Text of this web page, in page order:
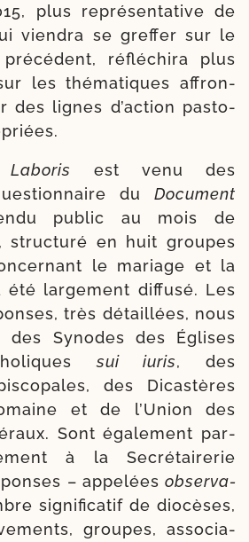
plus repré­sen­ta­tive de
vien­dra se gref­fer sur le
réflé­chi­ra plus
les thé­ma­tiques affron­
des lignes d’action pas­to­
est venu des
du Document
public au mois de
struc­tu­ré en huit groupes
le mariage et la
lar­ge­ment dif­fu­sé. Les
très détaillées, nous
des Synodes des Églises
sui iuris, des
des Dicastères
et de l’Union des
Sont éga­le­ment par­
à la Secrétairerie
– appe­lées obser­va­
signi­fi­ca­tif de dio­cèses,
groupes, asso­cia­